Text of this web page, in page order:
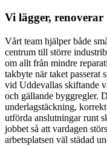
Vi lägger,
Vårt team hjälper både
centrum till större
om allt från mindre
takbyte när taket passerat
vid Uddevallas skiftande
och gällande byggregler.
underlagstäckning,
utförda anslutningar runt
jobbet så att vardagen
arbetsplatsen väl städad